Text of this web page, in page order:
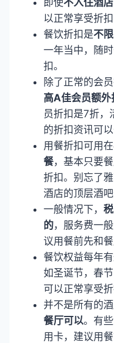
以正常享受折扣
餐饮折扣是不
一年当中，随
扣。
除了正常的会员
高A佳会员额外
员折扣是7折，
的折扣资讯可
用餐折扣可用在
餐，基本只要
折扣。别忘了
酒店的顶层酒
一般情况下，
的，服务费一
议用餐前先和餐
餐饮权益每年
如圣诞节，春
可以正常享受折
并不是所有的
餐厅可以。有
用卡，建议用